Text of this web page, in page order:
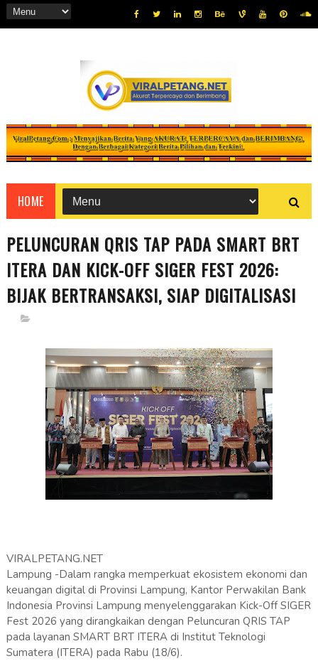
HOME
PELUNCURAN QRIS TAP PADA SMART BRT
ITERA DAN KICK-OFF SIGER FEST 2026:
BIJAK BERTRANSAKSI, SIAP DIGITALISASI
VIRALPETANG.NET
Lampung -Dalam rangka memperkuat ekosistem ekonomi dan
keuangan digital di Provinsi Lampung, Kantor Perwakilan Bank
Indonesia Provinsi Lampung menyelenggarakan Kick-Off SIGER
Fest 2026 yang dirangkaikan dengan Peluncuran QRIS TAP
pada layanan SMART BRT ITERA di Institut Teknologi
Sumatera (ITERA) pada Rabu (18/6).